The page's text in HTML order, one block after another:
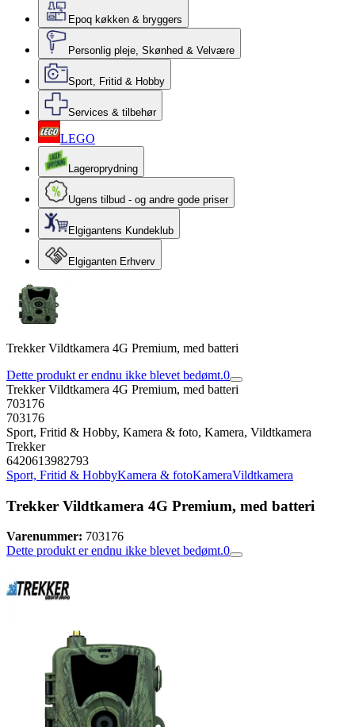
Epoq køkken & bryggers
Personlig pleje, Skønhed & Velvære
Sport, Fritid & Hobby
Services & tilbehør
LEGO
Lageroprydning
Ugens tilbud - og andre gode priser
Elgigantens Kundeklub
Elgiganten Erhverv
Trekker Vildtkamera 4G Premium, med batteri
Dette produkt er endnu ikke blevet bedømt.0
Trekker Vildtkamera 4G Premium, med batteri
703176
703176
Sport, Fritid & Hobby, Kamera & foto, Kamera, Vildtkamera
Trekker
6420613982793
Sport, Fritid & HobbyKamera & fotoKameraVildtkamera
Trekker Vildtkamera 4G Premium, med batteri
Varenummer: 703176
Dette produkt er endnu ikke blevet bedømt.0